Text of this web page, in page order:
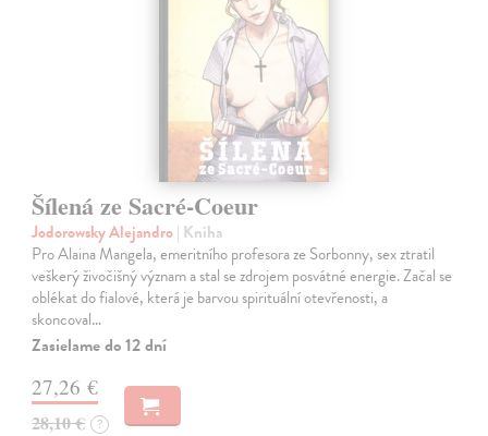
Šílená ze Sacré-Coeur
Jodorowsky Alejandro| Kniha
Pro Alaina Mangela, emeritního profesora ze Sorbonny, sex ztratil
veškerý živočišný význam a stal se zdrojem posvátné energie. Začal se
oblékat do fialové, která je barvou spirituální otevřenosti, a
skoncoval…
Zasielame do 12 dní
27,26 €
28,10 € ?